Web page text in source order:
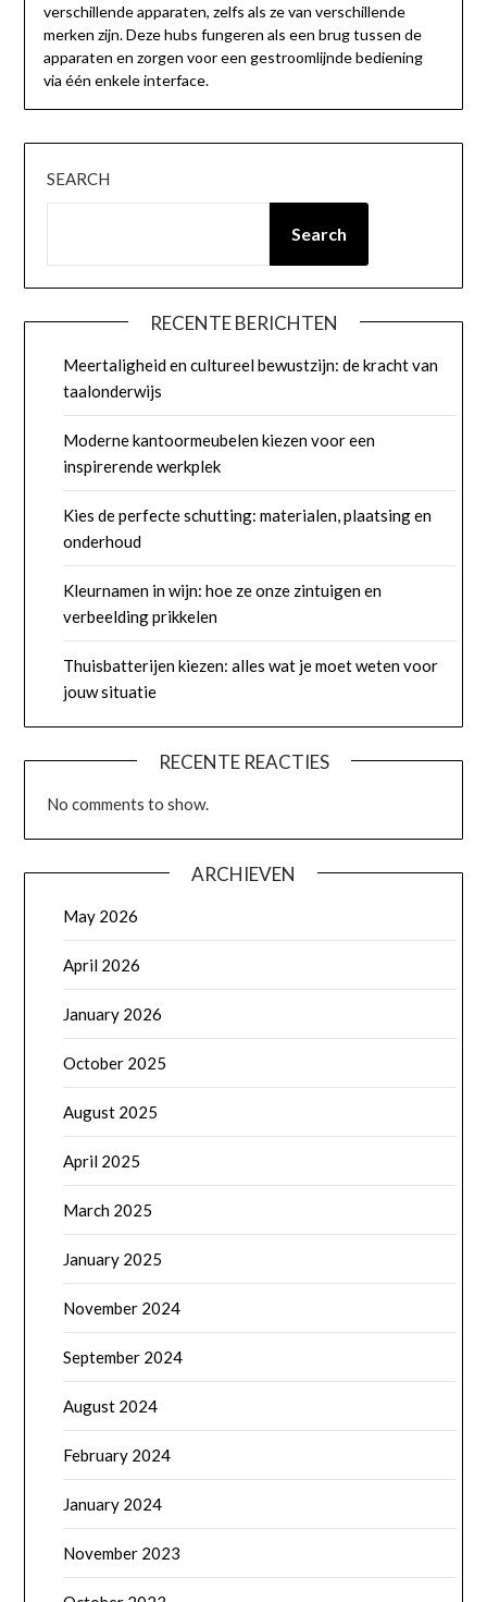
verschillende apparaten, zelfs als ze van verschillende
merken zijn. Deze hubs fungeren als een brug tussen de
apparaten en zorgen voor een gestroomlijnde bediening
via één enkele interface.
SEARCH
Search
RECENTE BERICHTEN
Meertaligheid en cultureel bewustzijn: de kracht van
taalonderwijs
Moderne kantoormeubelen kiezen voor een
inspirerende werkplek
Kies de perfecte schutting: materialen, plaatsing en
onderhoud
Kleurnamen in wijn: hoe ze onze zintuigen en
verbeelding prikkelen
Thuisbatterijen kiezen: alles wat je moet weten voor
jouw situatie
RECENTE REACTIES
No comments to show.
ARCHIEVEN
May 2026
April 2026
January 2026
October 2025
August 2025
April 2025
March 2025
January 2025
November 2024
September 2024
August 2024
February 2024
January 2024
November 2023